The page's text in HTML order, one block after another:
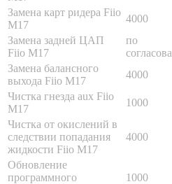
Замена карт ридера Fiio
M17
4000
Замена задней ЦАП
Fiio M17
по
Замена балансного
выхода Fiio M17
4000
Чистка гнезда aux Fiio
M17
1000
Чистка от окислений в
следствии попадания
жидкости Fiio M17
4000
Обновление
программного
1000